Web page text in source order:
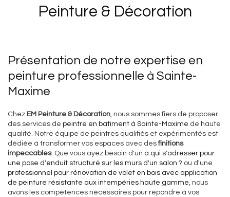
Peinture & Décoration
Présentation de notre expertise en
peinture professionnelle à Sainte-
Maxime
Chez EM Peinture & Décoration , nous sommes fiers de proposer
des services de peintre en batiment à Sainte-Maxime de haute
qualité. Notre équipe de peintres qualifiés et expérimentés est
dédiée à transformer vos espaces avec desfinitions
impeccables. Que vous ayez besoin d'un à qui s'adresser pour
une pose d'enduit structuré sur les murs d'un salon ? ou d'une
professionnel pour rénovation de volet en bois avec application
de peinture résistante aux intempéries haute gamme , nous
avons les compétences nécessaires pour répondre à vos